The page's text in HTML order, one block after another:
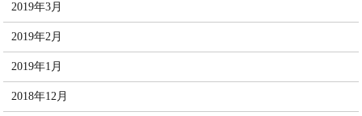
2019年3月
2019年2月
2019年1月
2018年12月